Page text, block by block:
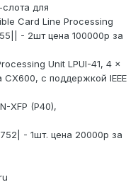
для
Card Line Processing
- 2шт цена 100000р за
Unit LPUI-41, 4 x
CX600, с поддержкой IEEE
XFP (P40),
- 1шт. цена 20000р за